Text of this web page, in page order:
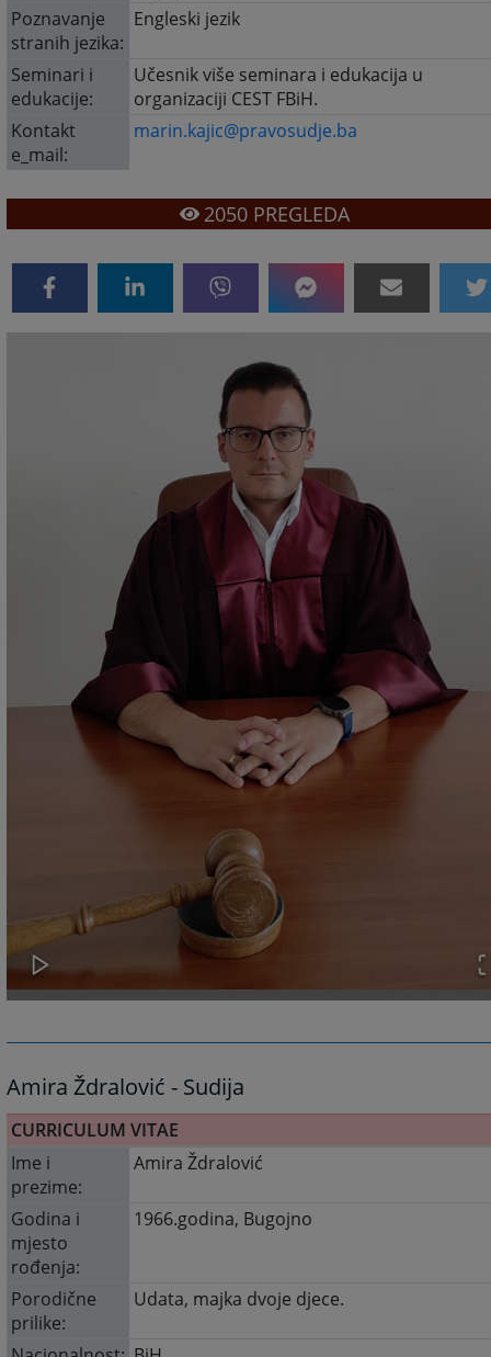
Poznavanje
stranih jezika:
Engleski jezik
Seminari i
edukacije:
Učesnik više seminara i edukacija u
organizaciji CEST FBiH.
Kontakt
e_mail:
marin.kajic@pravosudje.ba
2050PREGLEDA
Amira Ždralović - Sudija
CURRICULUM VITAE
Ime i
prezime:
Amira Ždralović
Godina i
mjesto
rođenja:
1966.godina, Bugojno
Porodične
prilike:
Udata, majka dvoje djece.